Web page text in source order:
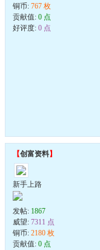
铜币: 767 枚
贡献值: 0 点
好评度: 0 点
【创富资料】
新手上路
发帖: 1867
威望: 7311 点
铜币: 2180 枚
贡献值: 0 点